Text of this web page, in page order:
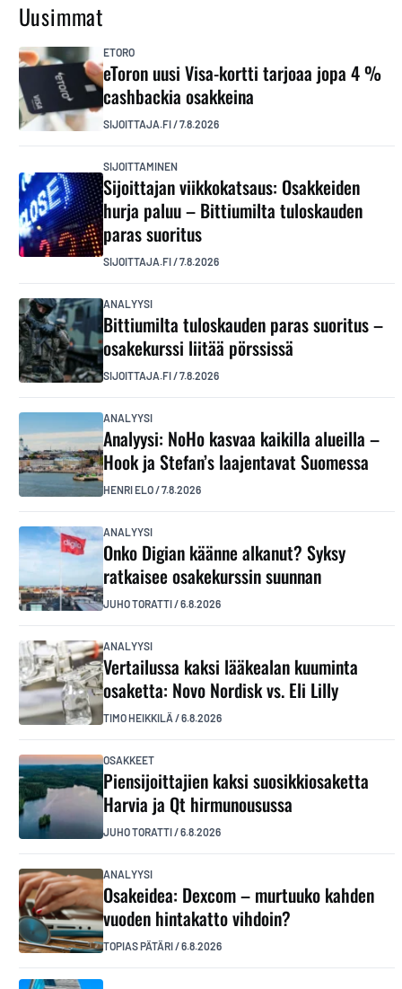
Uusimmat
ETORO
eToron uusi Visa-kortti tarjoaa jopa 4 %
cashbackia osakkeina
SIJOITTAJA.FI/7.8.2026
SIJOITTAMINEN
Sijoittajan viikkokatsaus: Osakkeiden
hurja paluu – Bittiumilta tuloskauden
paras suoritus
SIJOITTAJA.FI/7.8.2026
ANALYYSI
Bittiumilta tuloskauden paras suoritus –
osakekurssi liitää pörssissä
SIJOITTAJA.FI/7.8.2026
ANALYYSI
Analyysi: NoHo kasvaa kaikilla alueilla –
Hook ja Stefan’s laajentavat Suomessa
HENRI ELO/7.8.2026
ANALYYSI
Onko Digian käänne alkanut? Syksy
ratkaisee osakekurssin suunnan
JUHO TORATTI/6.8.2026
ANALYYSI
Vertailussa kaksi lääkealan kuuminta
osaketta: Novo Nordisk vs. Eli Lilly
TIMO HEIKKILÄ /6.8.2026
OSAKKEET
Piensijoittajien kaksi suosikkiosaketta
Harvia ja Qt hirmunousussa
JUHO TORATTI/6.8.2026
ANALYYSI
Osakeidea: Dexcom – murtuuko kahden
vuoden hintakatto vihdoin?
TOPIAS PÄTÄRI/6.8.2026